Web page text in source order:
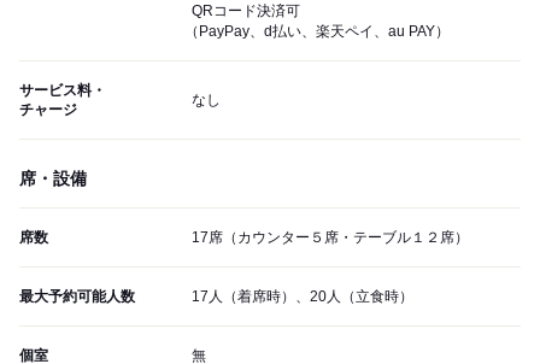
QRコード決済可
（PayPay、d払い、楽天ペイ、au PAY）
サービス料・
チャージ
なし
席・設備
席数 17席（カウンター５席・テーブル１２席）
最大予約可能人数 17人（着席時）、20人（立食時）
個室 無